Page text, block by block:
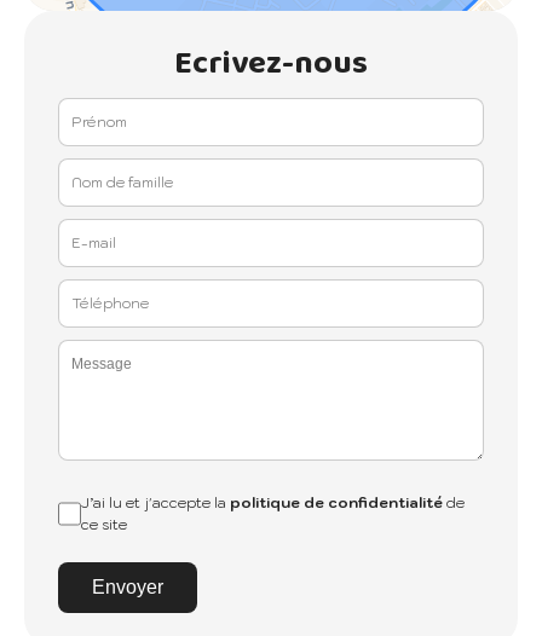
Ecrivez-nous
J’ai lu et j'accepte la politique de confidentialitéde
ce site
Envoyer